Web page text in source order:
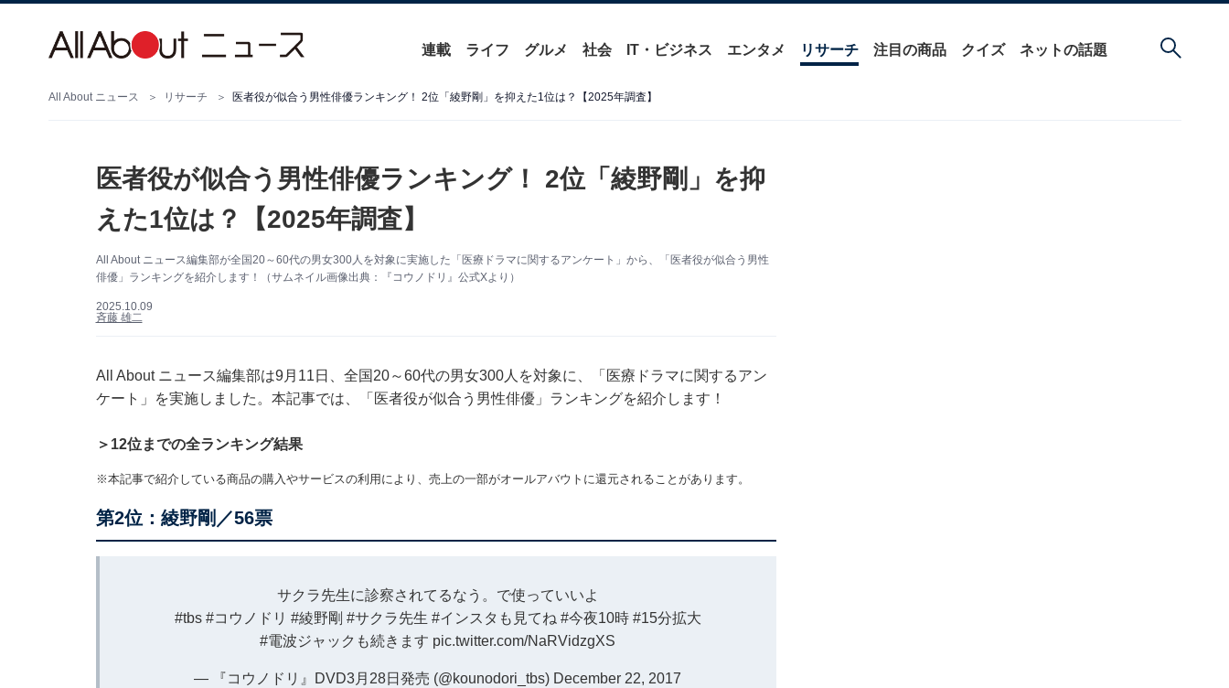
連載 ライフ グルメ 社会 IT・ビジネス エンタメ リサーチ 注目の商品 クイズ ネットの話題
All About ニュース リサーチ 医者役が似合う男性俳優ランキング！ 2位「綾野剛」を抑えた1位は？【2025年調査】
医者役が似合う男性俳優ランキング！ 2位「綾野剛」を抑
えた1位は？【2025年調査】
All About ニュース編集部が全国20～60代の男女300人を対象に実施した「医療ドラマに関するアンケート」から、「医者役が似合う男性
俳優」ランキングを紹介します！（サムネイル画像出典：『コウノドリ』公式Xより）
2025.10.09
斉藤 雄二
All About ニュース編集部は9月11日、全国20～60代の男女300人を対象に、「医療ドラマに関するアン
ケート」を実施しました。本記事では、「医者役が似合う男性俳優」ランキングを紹介します！
＞12位までの全ランキング結果
※本記事で紹介している商品の購入やサービスの利用により、売上の一部がオールアバウトに還元されることがあります。
第2位：綾野剛／56票
サクラ先生に診察されてるなう。で使っていいよ
#tbs #コウノドリ #綾野剛 #サクラ先生 #インスタも見てね #今夜10時 #15分拡大
#電波ジャックも続きます pic.twitter.com/NaRVidzgXS
— 『コウノドリ』DVD3月28日発売 (@kounodori_tbs) December 22, 2017